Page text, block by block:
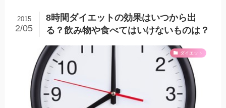
8時間ダイエットの効果はいつから出
る？飲み物や食べてはいけないものは？
2015
2/05
ダイエット